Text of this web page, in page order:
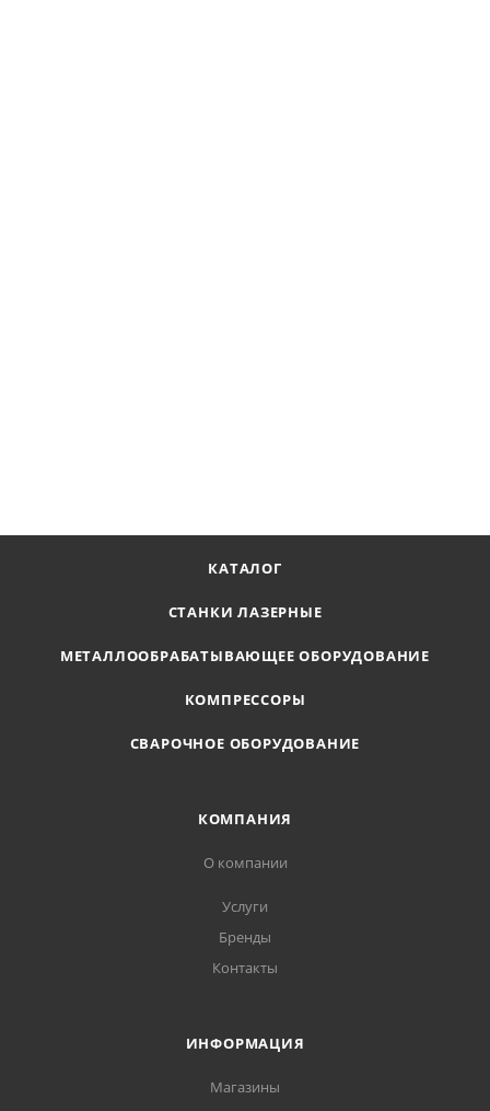
КАТАЛОГ
СТАНКИ ЛАЗЕРНЫЕ
МЕТАЛЛООБРАБАТЫВАЮЩЕЕ ОБОРУДОВАНИЕ
КОМПРЕССОРЫ
СВАРОЧНОЕ ОБОРУДОВАНИЕ
КОМПАНИЯ
О компании
Услуги
Бренды
Контакты
ИНФОРМАЦИЯ
Магазины